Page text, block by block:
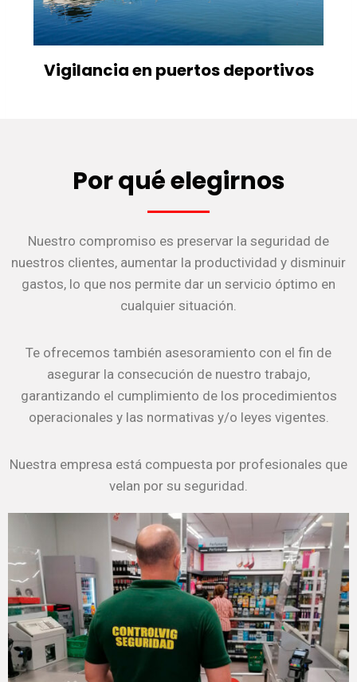
Vigilancia en puertos deportivos
Por qué elegirnos
Nuestro compromiso es preservar la seguridad de
nuestros clientes, aumentar la productividad y disminuir
gastos, lo que nos permite dar un servicio óptimo en
cualquier situación.
Te ofrecemos también asesoramiento con el fin de
asegurar la consecución de nuestro trabajo,
garantizando el cumplimiento de los procedimientos
operacionales y las normativas y/o leyes vigentes.
Nuestra empresa está compuesta por profesionales que
velan por su seguridad.